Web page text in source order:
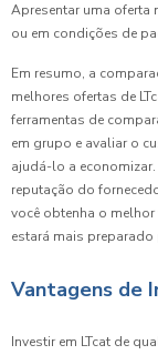
Apresentar uma
ou em condições de
Em resumo, a
melhores ofertas de
ferramentas de
em grupo e avaliar o
ajudá-lo a
reputação do
você obtenha o
estará mais preparado
Vantagens de
Investir em LTcat de